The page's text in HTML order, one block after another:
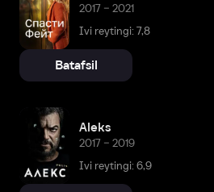
2017 – 2021
Ivi reytingi: 7,8
Batafsil
Aleks
2017 – 2019
Ivi reytingi: 6,9